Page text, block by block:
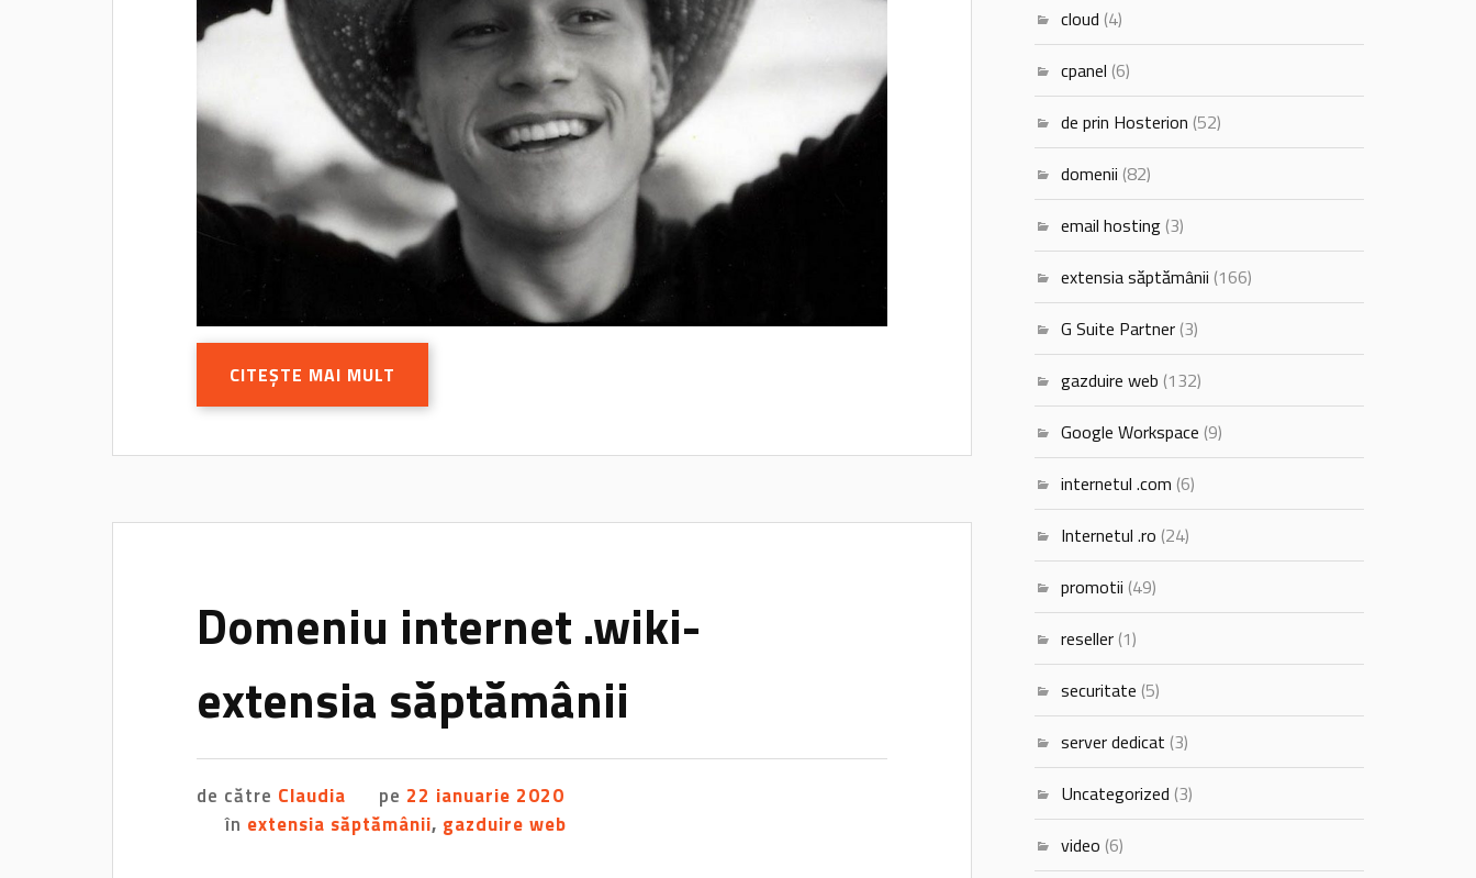
CITEȘTE MAI MULT
Domeniu internet .wiki-
extensia săptămânii
de către Claudia pe 22 ianuarie 2020
în extensia săptămânii, gazduire web
cloud (4)
cpanel (6)
de prin Hosterion (52)
domenii (82)
email hosting (3)
extensia săptămânii (166)
G Suite Partner (3)
gazduire web (132)
Google Workspace (9)
internetul .com (6)
Internetul .ro (24)
promotii (49)
reseller (1)
securitate (5)
server dedicat (3)
Uncategorized (3)
video (6)